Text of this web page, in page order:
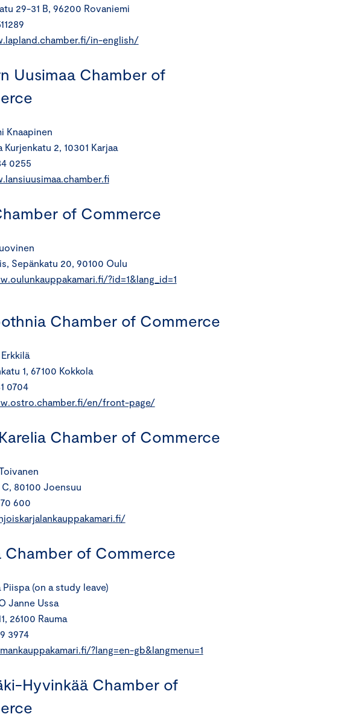
29-31 B, 96200 Rovaniemi
in-english/
Uusimaa Chamber of
Knaapinen
Kurjenkatu 2, 10301 Karjaa
0255
of Commerce
Sepänkatu 20, 90100 Oulu
?id=1&lang_id=1
Chamber of Commerce
1, 67100 Kokkola
0704
en/front-page/
Chamber of Commerce
C, 80100 Joensuu
600
Chamber of Commerce
Piispa (on a study leave)
Janne Ussa
26100 Rauma
3974
?lang=en-gb&langmenu=1
Hyvinkää Chamber of